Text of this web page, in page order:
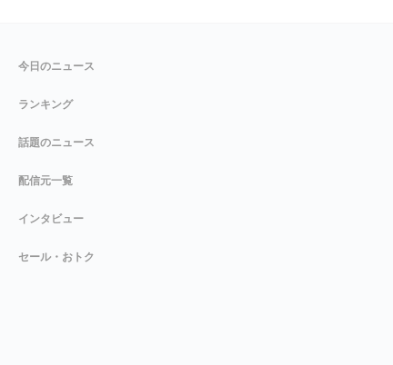
今日のニュース
ランキング
話題のニュース
配信元一覧
インタビュー
セール・おトク